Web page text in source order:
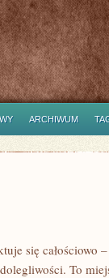
ARCHIWUM
się całościowo
To